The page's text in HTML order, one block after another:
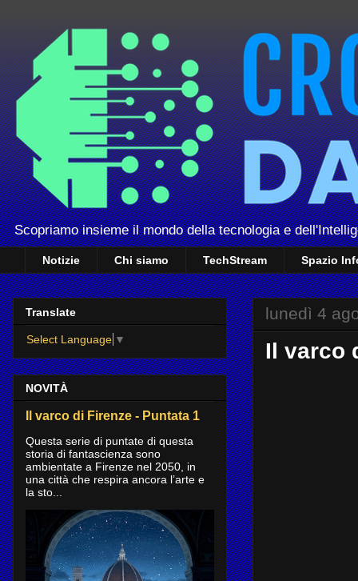
Scopriamo insieme il mondo della tecnologia e
Notizie Chi siamo TechStream Spazio
lunedì 4
Il varco
Translate
Select Language ▼
NOVITÀ
Il varco di Firenze - Puntata 1
Questa serie di puntate di questa
storia di fantascienza sono
ambientate a Firenze nel 2050, in
una città che respira ancora l’arte e
la sto...